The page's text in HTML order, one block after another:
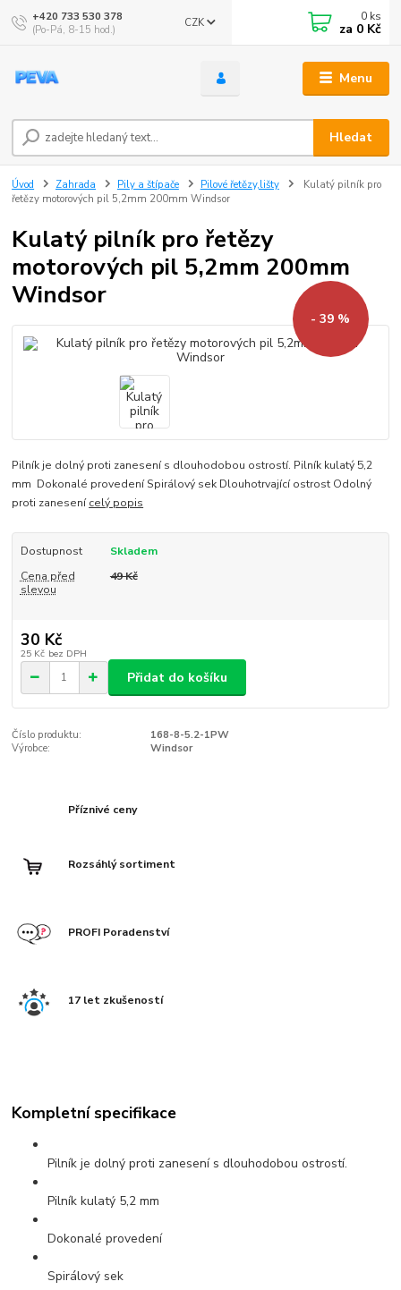
Menu
CZK
Hledat
+420 733 530 378
(Po-Pá, 8-15 hod.)
0 ks
za 0 Kč
Úvod Zahrada Pily a štípače Pilové řetězy,lišty
Kulatý pilník pro
řetězy motorových pil 5,2mm 200mm Windsor
Kulatý pilník pro řetězy
motorových pil 5,2mm 200mm
Windsor
- 39 %
Pilník je dolný proti zanesení s dlouhodobou ostrostí. Pilník kulatý 5,2
mm Dokonalé provedení Spirálový sek Dlouhotrvající ostrost Odolný
proti zanesenícelý popis
Dostupnost
Skladem
Cena před
slevou
49 Kč
30 Kč
25 Kč bez DPH
Přidat do košíku
Číslo produktu:
168-8-5.2-1PW
Výrobce:
Windsor
Příznivé ceny
Rozsáhlý sortiment
PROFI Poradenství
17 let zkušeností
Kompletní specifikace
Pilník je dolný proti zanesení s dlouhodobou ostrostí.
Pilník kulatý 5,2 mm
Dokonalé provedení
Spirálový sek